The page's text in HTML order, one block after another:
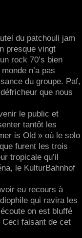
du patchouli jam
presque vingt
rock 70’s bien
n’a pas
du groupe. Paf,
que nous
le public et
tantôt les
is Old » où le solo
furent les trois
tropicale qu’il
le KulturBahnhof
eu recours à
qui ravira les
on est bluffé
Ceci faisant de cet